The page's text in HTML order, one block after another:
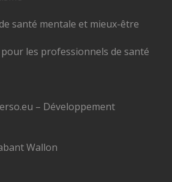
santé mentale et mieux-être
pour les professionnels de santé
– Développement
Wallon